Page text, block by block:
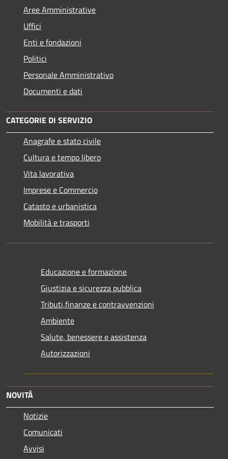
Aree Amministrative
Uffici
Enti e fondazioni
Politici
Personale Amministrativo
Documenti e dati
CATEGORIE DI SERVIZIO
Anagrafe e stato civile
Cultura e tempo libero
Vita lavorativa
Imprese e Commercio
Catasto e urbanistica
Mobilità e trasporti
Educazione e formazione
Giustizia e sicurezza pubblica
Tributi,finanze e contravvenzioni
Ambiente
Salute, benessere e assistenza
Autorizzazioni
NOVITÀ
Notizie
Comunicati
Avvisi